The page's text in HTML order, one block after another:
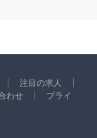
注目の求人
わせ
プライ